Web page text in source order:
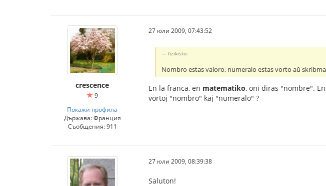
crescence
9
Покажи профила
Държава: Франция
Съобщения: 911
27 юли 2009, 07:43:52
fizikisto:
Nombro estas valoro, numeralo estas vorto aŭ
En la franca, en matematiko, oni diras "nombre". En
vortoj "nombro" kaj "numeralo" ?
27 юли 2009, 08:39:38
Saluton!